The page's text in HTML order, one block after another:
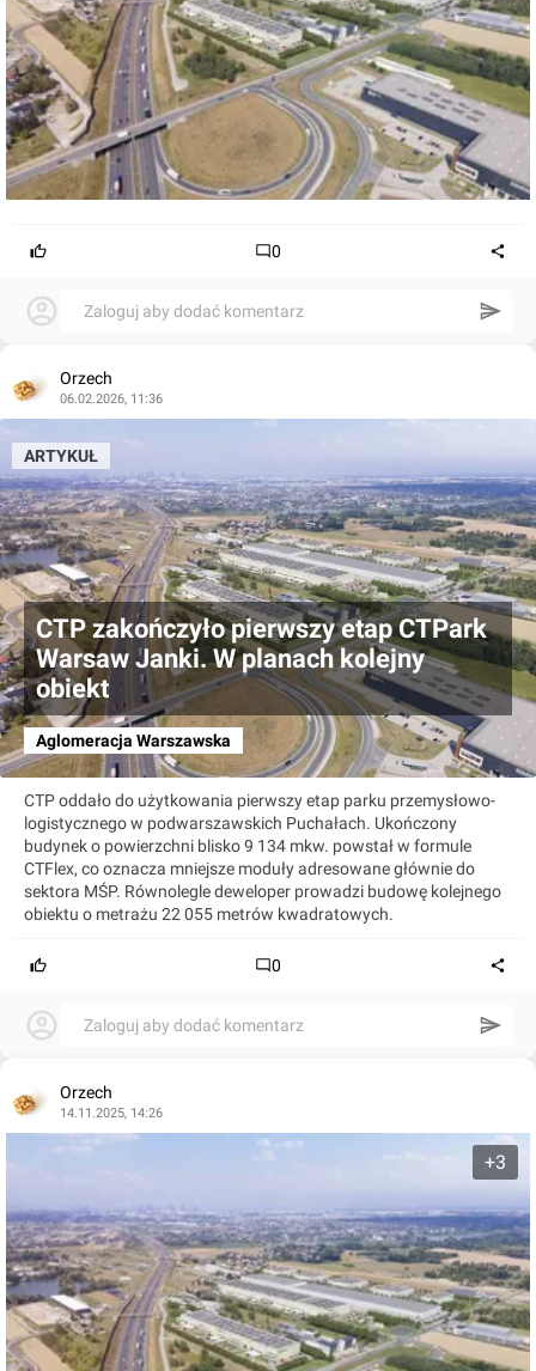
0
Zaloguj aby dodać komentarz
Orzech
06.02.2026, 11:36
CTP zakończyło pierwszy etap CTPark
Warsaw Janki. W planach kolejny
obiekt
Aglomeracja Warszawska
ARTYKUŁ
CTP oddało do użytkowania pierwszy etap parku przemysłowo-
logistycznego w podwarszawskich Puchałach. Ukończony
budynek o powierzchni blisko 9 134 mkw. powstał w formule
CTFlex, co oznacza mniejsze moduły adresowane głównie do
sektora MŚP. Równolegle deweloper prowadzi budowę kolejnego
obiektu o metrażu 22 055 metrów kwadratowych.
0
Zaloguj aby dodać komentarz
Orzech
14.11.2025, 14:26
+3